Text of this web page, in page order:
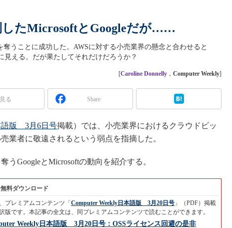
したMicrosoftとGoogleだが……
奪うことに成功した。AWSに対する小売業界の懸念と合わせると
見える。だが果たしてそれだけだろうか？
[Caroline Donnelly ， Computer Weekly]
見る Share
語版 3月6日号掲載）では、小売業界におけるクラウドビッ
業者に敬遠されるという弱点を指摘した。
GoogleとMicrosoftの動向を紹介する。
料ダウンロード
プレミアムコンテンツ「 Computer Weekly日本語版 3月20日号 」（PDF）掲載
版です。本記事の全文は、同プレミアムコンテンツで読むことができます。
Weekly日本語版 3月20日号：OSSライセンス回避の是非